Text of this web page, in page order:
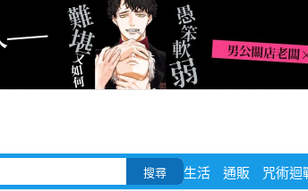
搜尋 生活 通販 咒術迴